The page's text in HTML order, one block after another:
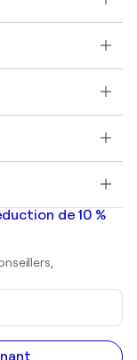
de 10 %